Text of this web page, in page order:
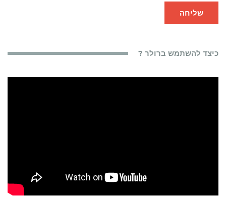
שליחה
כיצד להשתמש ברולר ?